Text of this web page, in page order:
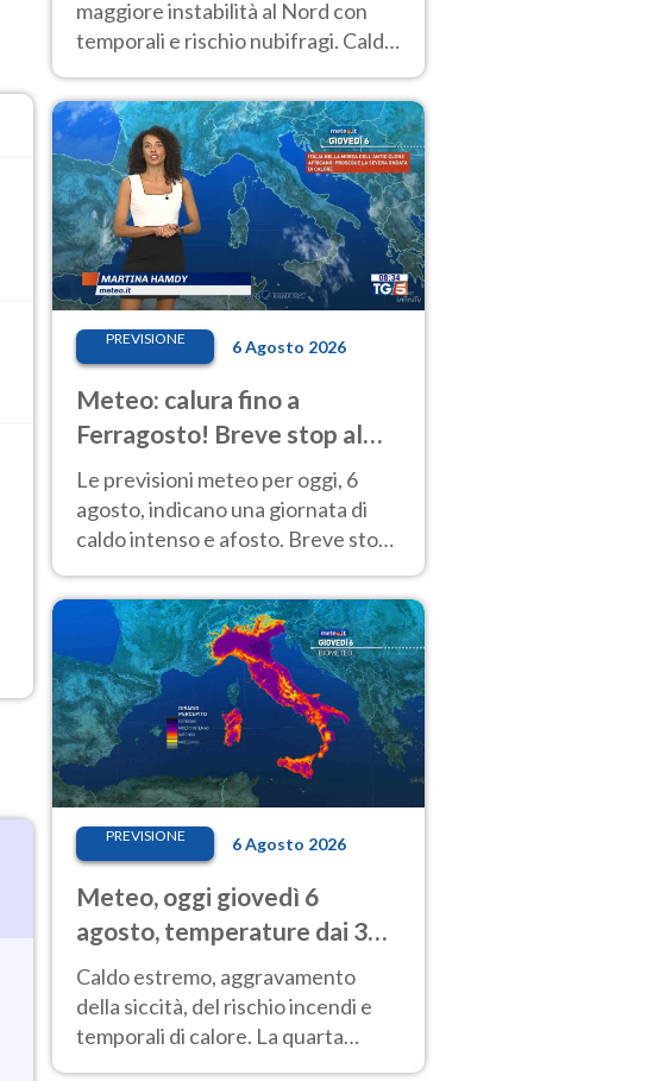
maggiore instabilità al Nord con
temporali e rischio nubifragi. Caldo
previsioni.
PREVISIONE 6 Agosto 2026
Meteo: calura fino a
Ferragosto! Breve stop al
Nord tra 7 e 9 agosto
Le previsioni meteo per oggi, 6
agosto, indicano una giornata di
caldo intenso e afosto. Breve stop
Nord.
PREVISIONE 6 Agosto 2026
Meteo, oggi giovedì 6
agosto, temperature dai 33
ai 40 gradi
Caldo estremo, aggravamento
della siccità, del rischio incendi e
temporali di calore. La quarta
intensa ondata di calore non dà